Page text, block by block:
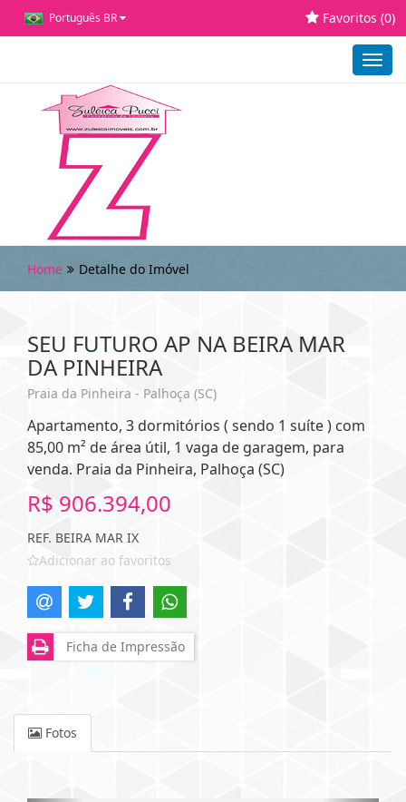
Português BR Favoritos (0)
Home Detalhe do Imóvel
SEU FUTURO AP NA BEIRA MAR
DA PINHEIRA
Praia da Pinheira - Palhoça (SC)
Apartamento, 3 dormitórios ( sendo 1 suíte ) com
85,00 m² de área útil, 1 vaga de garagem, para
venda. Praia da Pinheira, Palhoça (SC)
R$ 906.394,00
REF. BEIRA MAR IX
Adicionar ao favoritos
Ficha de Impressão
Fotos